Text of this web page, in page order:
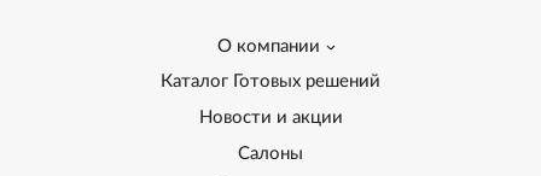
О компании
Каталог Готовых решений
Новости и акции
Салоны